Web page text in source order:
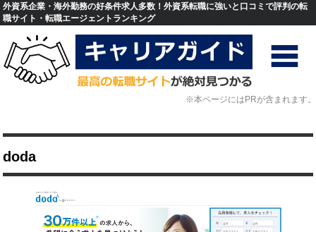
外資系企業・海外勤務の好条件求人多数！外資系転職に強いと口コミで評判の転
職サイト・転職エージェントランキング
※本ページにはPRが含まれます。
doda